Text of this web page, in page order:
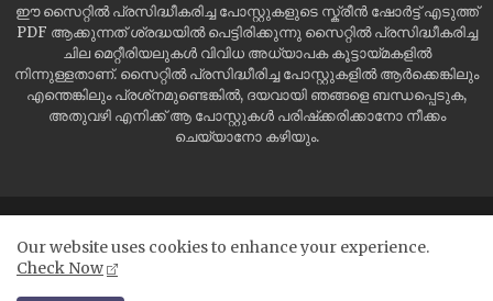
ഈ സൈറ്റിൽ പ്രസിദ്ധീകരിച്ച പോസ്റ്റുകളുടെ സ്ക്രീൻ ഷോർട്ട് എടുത്ത്
PDF ആക്കുന്നത് ശ്രദ്ധയിൽ പെട്ടിരിക്കുന്നു സൈറ്റിൽ പ്രസിദ്ധീകരിച്ച
ചില മെറ്റീരിയലുകൾ വിവിധ അധ്യാപക കൂട്ടായ്മകളിൽ
നിന്നുള്ളതാണ്. സൈറ്റിൽ പ്രസിദ്ധീരിച്ച പോസ്റ്റുകളിൽ ആർക്കെങ്കിലും
എന്തെങ്കിലും പ്രശ്‌നമുണ്ടെങ്കിൽ, ദയവായി ഞങ്ങളെ ബന്ധപ്പെടുക,
അതുവഴി എനിക്ക് ആ പോസ്റ്റുകൾ പരിഷ്‌ക്കരിക്കാനോ നീക്കം
ചെയ്യാനോ കഴിയും.
Disclaimer
Our website uses cookies to enhance your experience.
Check Now